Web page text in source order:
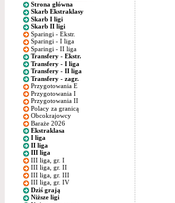
Strona główna
Skarb Ekstraklasy
Skarb I ligi
Skarb II ligi
Sparingi - Ekstr.
Sparingi - I liga
Sparingi - II liga
Transfery - Ekstr.
Transfery - I liga
Transfery - II liga
Transfery - zagr.
Przygotowania E
Przygotowania I
Przygotowania II
Polacy za granicą
Obcokrajowcy
Baraże 2026
Ekstraklasa
I liga
II liga
III liga
III liga, gr. I
III liga, gr. II
III liga, gr. III
III liga, gr. IV
Dziś grają
Niższe ligi